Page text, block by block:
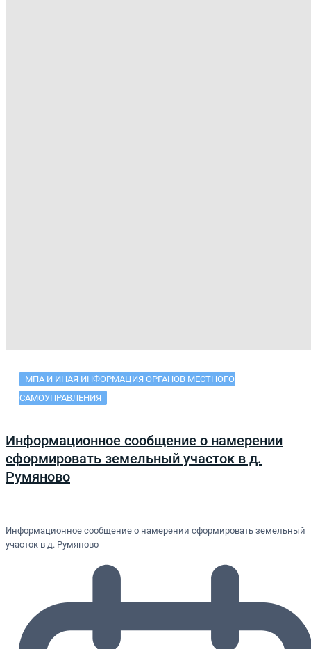
МПА И ИНАЯ ИНФОРМАЦИЯ ОРГАНОВ МЕСТНОГО
САМОУПРАВЛЕНИЯ
Информационное сообщение о намерении
сформировать земельный участок в д.
Румяново
Информационное сообщение о намерении сформировать земельный
участок в д. Румяново